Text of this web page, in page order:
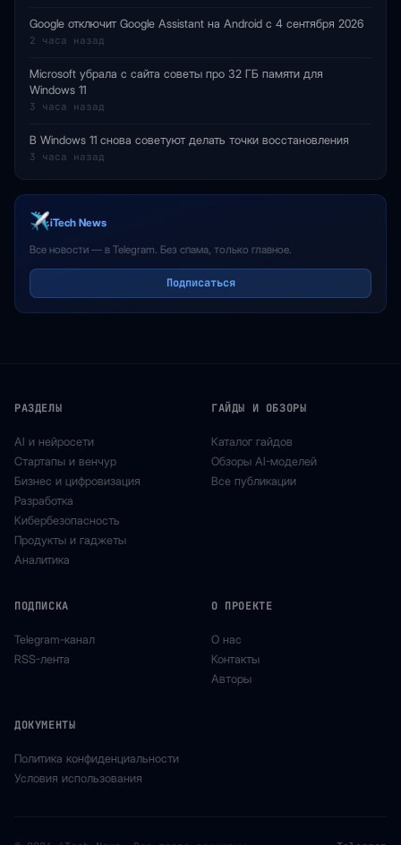
Google отключит Google Assistant на Android с 4 сентября 2026
2 часа назад
Microsoft убрала с сайта советы про 32 ГБ памяти для
Windows 11
3 часа назад
В Windows 11 снова советуют делать точки восстановления
3 часа назад
iTech News
Все новости — в Telegram. Без спама, только главное.
Подписаться
РАЗДЕЛЫ
AI и нейросети
Стартапы и венчур
Бизнес и цифровизация
Разработка
Кибербезопасность
Продукты и гаджеты
Аналитика
ГАЙДЫ И ОБЗОРЫ
Каталог гайдов
Обзоры AI-моделей
Все публикации
ПОДПИСКА
Telegram-канал
RSS-лента
О ПРОЕКТЕ
О нас
Контакты
Авторы
ДОКУМЕНТЫ
Политика конфиденциальности
Условия использования